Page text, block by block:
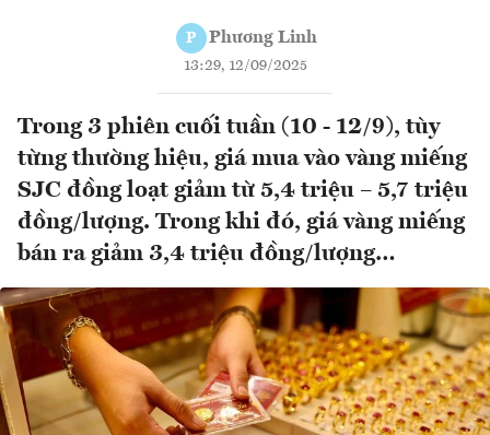
P Phương Linh
13:29, 12/09/2025
Trong 3 phiên cuối tuần (10 - 12/9), tùy
từng thường hiệu, giá mua vào vàng miếng
SJC đồng loạt giảm từ 5,4 triệu – 5,7 triệu
đồng/lượng. Trong khi đó, giá vàng miếng
bán ra giảm 3,4 triệu đồng/lượng…